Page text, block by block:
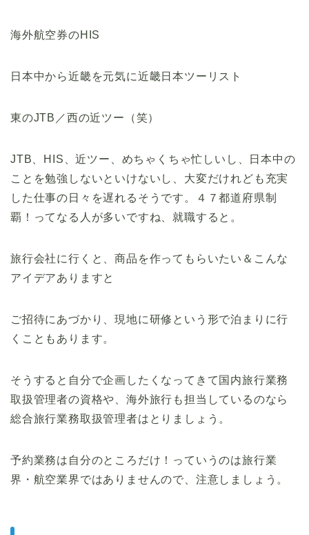
海外航空券のHIS
日本中から近畿を元気に近畿日本ツーリスト
東のJTB／西の近ツー（笑）
JTB、HIS、近ツー、めちゃくちゃ忙しいし、日本中の
ことを勉強しないといけないし、大変だけれども充実
した仕事の日々を遅れるそうです。４７都道府県制
覇！ってなる人が多いですね、就職すると。
旅行会社に行くと、商品を作ってもらいたい＆こんな
アイデアありますと
ご招待にあづかり、現地に研修という形で泊まりに行
くこともあります。
そうすると自分で企画したくなってきて国内旅行業務
取扱管理者の資格や、海外旅行も担当しているのなら
総合旅行業務取扱管理者はとりましょう。
予約業務は自分のところだけ！っていうのは旅行業
界・航空業界ではありませんので、注意しましょう。